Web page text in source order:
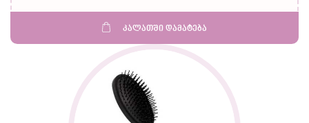
კალათში დამატება